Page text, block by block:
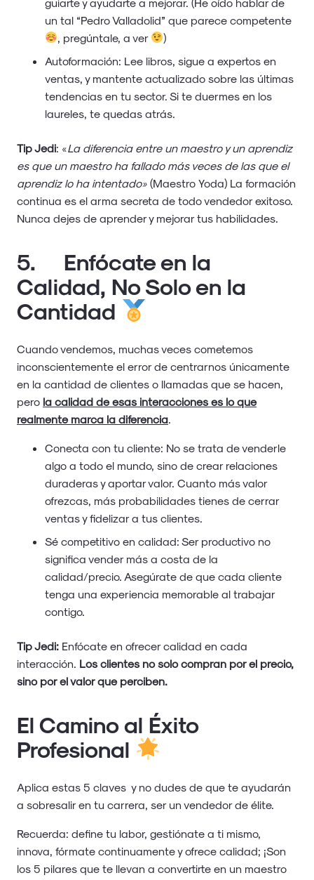
un tal “Pedro Valladolid” que parece competente
, pregúntale, a ver
)
Autoformación: Lee libros, sigue a expertos en
ventas, y mantente actualizado sobre las últimas
tendencias en tu sector. Si te duermes en los
laureles, te quedas atrás.
Tip Jedi: «La diferencia entre un maestro y un aprendiz
es que un maestro ha fallado más veces de las que el
aprendiz lo ha intentado» (Maestro Yoda) La formación
continua es el arma secreta de todo vendedor exitoso.
Nunca dejes de aprender y mejorar tus habilidades.
5. Enfócate en la
Calidad, No Solo en la
Cantidad
Cuando vendemos, muchas veces cometemos
inconscientemente el error de centrarnos únicamente
en la cantidad de clientes o llamadas que se hacen,
pero la calidad de esas interacciones es lo que
realmente marca la diferencia
Conecta con tu cliente: No se trata de venderle
algo a todo el mundo, sino de crear relaciones
duraderas y aportar valor. Cuanto más valor
ofrezcas, más probabilidades tienes de cerrar
ventas y fidelizar a tus clientes.
Sé competitivo en calidad: Ser productivo no
significa vender más a costa de la
calidad/precio. Asegúrate de que cada cliente
tenga una experiencia memorable al trabajar
contigo.
Tip Jedi: Enfócate en ofrecer calidad en cada
interacción. Los clientes no solo compran por el precio,
sino por el valor que perciben.
El Camino al Éxito
Profesional
Aplica estas 5 claves y no dudes de que te ayudarán
a sobresalir en tu carrera, ser un vendedor de élite.
Recuerda: define tu labor, gestiónate a ti mismo,
innova, fórmate continuamente y ofrece calidad; ¡Son
los 5 pilares que te llevan a convertirte en un maestro